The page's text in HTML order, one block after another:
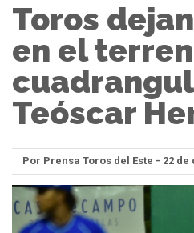
Toros
en el
Teóscar
Por Prensa Toros del Este - 22